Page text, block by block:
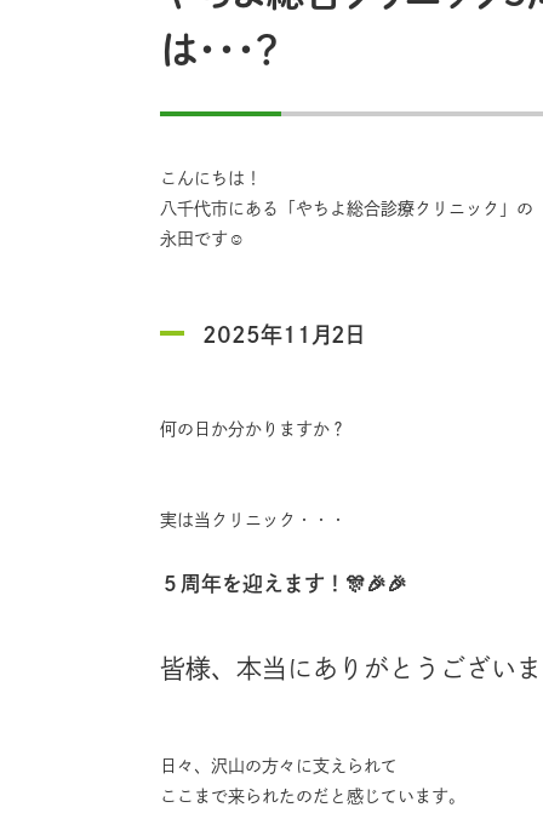
は・・・？
こんにちは！
八千代市にある「やちよ総合診療クリニック」の
永田です☺️
2025年11月2日
何の日か分かりますか？
実は当クリニック・・・
５周年を迎えます！🎊🎉🎉
皆様、本当にありがとうござい
日々、沢山の方々に支えられて
ここまで来られたのだと感じています。